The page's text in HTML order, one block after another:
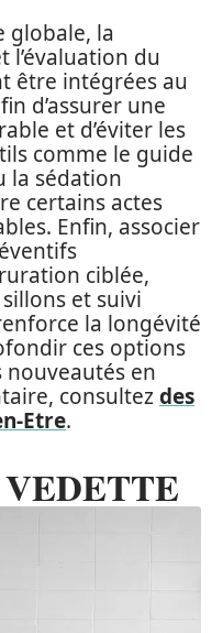
globale, la
l’évaluation du
être intégrées au
d’assurer une
et d’éviter les
comme le guide
la sédation
certains actes
Enfin, associer
ciblée,
et suivi
la longévité
ces options
en
consultezdes
Etre.